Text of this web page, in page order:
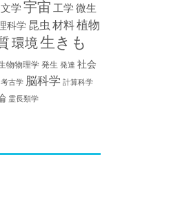
学宇宙 工学 微生
科学 昆虫材料植物
環境生きも
物物理学発生 発達 社会
考古学 脳科学 計算科学
霊長類学